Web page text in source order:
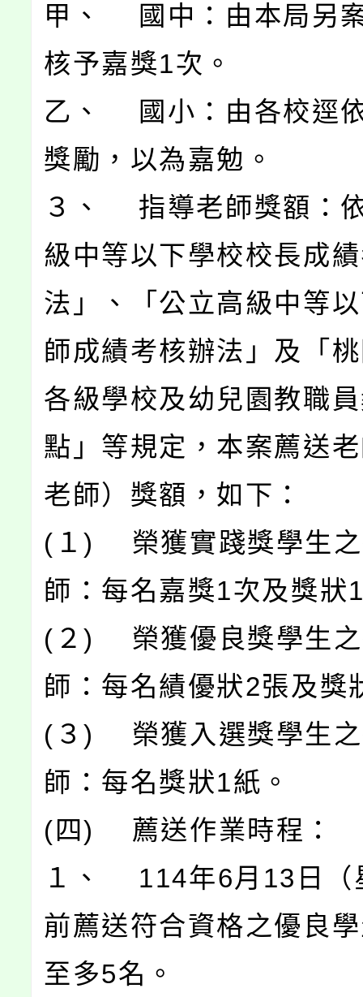
甲、 國中：由本局另
核予嘉獎1次。
乙、 國小：由各校逕
獎勵，以為嘉勉。
３、 指導老師獎額：
級中等以下學校校長成
法」、「公立高級中等
師成績考核辦法」及「
各級學校及幼兒園教職
點」等規定，本案薦送
老師）獎額，如下：
(１) 榮獲實踐獎學生之
師：每名嘉獎1次及獎狀
(２) 榮獲優良獎學生之
師：每名績優狀2張及獎
(３) 榮獲入選獎學生之
師：每名獎狀1紙。
(四) 薦送作業時程：
１、 114年6月13日（
前薦送符合資格之優良
至多5名。